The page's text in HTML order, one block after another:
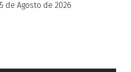
de Agosto de 2026